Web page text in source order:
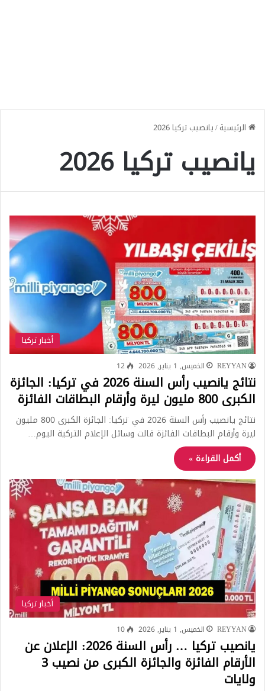
الرئيسية/يانصيب تركيا 2026
يانصيب تركيا 2026
أخبار تركيا
REYYAN الخميس, 1 يناير, 2026 12
نتائج يانصيب رأس السنة 2026 في تركيا: الجائزة
الكبرى 800 مليون ليرة وأرقام البطاقات الفائزة
نتائج يانصيب رأس السنة 2026 في تركيا: الجائزة الكبرى 800 مليون
ليرة وأرقام البطاقات الفائزة قالت وسائل الإعلام التركية اليوم…
أكمل القراءة »
أخبار تركيا
REYYAN الخميس, 1 يناير, 2026 10
يانصيب تركيا … رأس السنة 2026: الإعلان عن
الأرقام الفائزة والجائزة الكبرى من نصيب 3
ولايات